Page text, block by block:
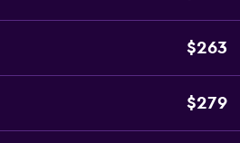
$263
$279